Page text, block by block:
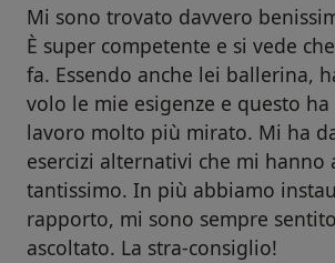
Mi sono trovato davvero
È super competente e si vede
fa. Essendo anche lei ballerina,
volo le mie esigenze e questo
lavoro molto più mirato. Mi ha
esercizi alternativi che mi hanno
tantissimo. In più abbiamo
rapporto, mi sono sempre
ascoltato. La stra-consiglio!